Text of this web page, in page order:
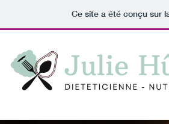
Ce site a été conçu sur